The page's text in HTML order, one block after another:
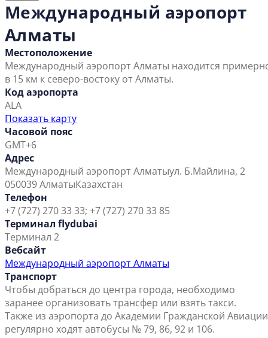
Международный аэропорт
Алматы
Местоположение
Международный аэропорт Алматы находится
в 15 км к северо-востоку от Алматы.
Код аэропорта
ALA
Показать карту
Часовой пояс
GMT+6
Адрес
Международный аэропорт Алматыул. Б.Майлина, 2
050039 АлматыКазахстан
Телефон
+7 (727) 270 33 33; +7 (727) 270 33 85
Терминал flydubai
Терминал 2
Вебсайт
Международный аэропорт Алматы
Транспорт
Чтобы добраться до центра города, необходимо
заранее организовать трансфер или взять такси.
Также из аэропорта до Академии Гражданской Авиации
регулярно ходят автобусы № 79, 86, 92 и 106.